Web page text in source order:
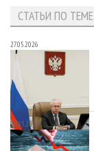
СТАТЬИ ПО ТЕМЕ
27.05.2026
23.03.2026